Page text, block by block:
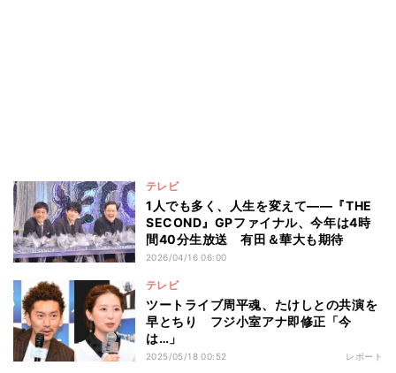
テレビ
1人でも多く、人生を変えて――『THE
SECOND』GPファイナル、今年は4時
間40分生放送 有田＆華大も期待
2026/04/16 06:00
テレビ
ツートライブ周平魂、たけしとの共演を
早とちり フジ小室アナ即修正「今
は…」
2025/05/18 00:52 レポート